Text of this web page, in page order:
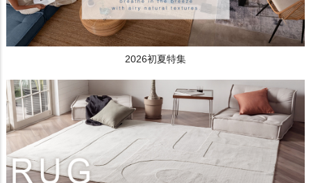
2026初夏特集